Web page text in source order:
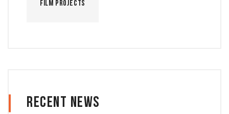
Film Projects
Recent News